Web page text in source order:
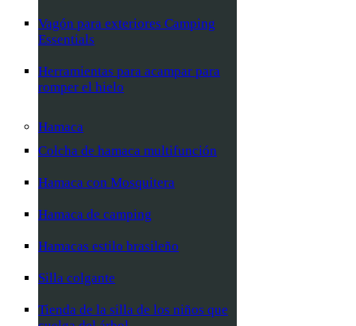
Vagón para exteriores Camping
Essentials
Herramientas para acampar para
romper el hielo
Hamaca
Colcha de hamaca multifunción
Hamaca con Mosquitera
Hamaca de camping
Hamacas estilo brasileño
Silla colgante
Tienda de la silla de los niños que